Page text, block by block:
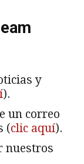
y
).
un correo
(clic aquí).
nuestros